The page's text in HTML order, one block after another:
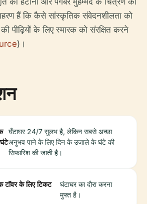
हैं कि कैसे सांस्कृतिक संवेदनशीलता को
पीढ़ियों के लिए स्मारक को संरक्षित करने
)।
घँटाघर 24/7 सुलभ है, लेकिन सबसे अच्छा
अनुभव पाने के लिए दिन के उजाले के घंटे की
सिफारिश की जाती है।
टॉवर के लिए टिकट
घंटाघर का दौरा करना
मुफ्त है।